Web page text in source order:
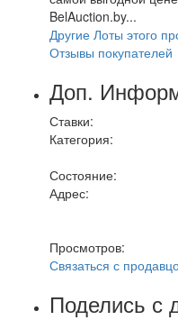
BelAuction.by...
Другие Лоты этого
Отзывы покупателей
Доп.
Ставки:
Категория:
Состояние:
Адрес:
Просмотров:
Связаться с
Поделись с